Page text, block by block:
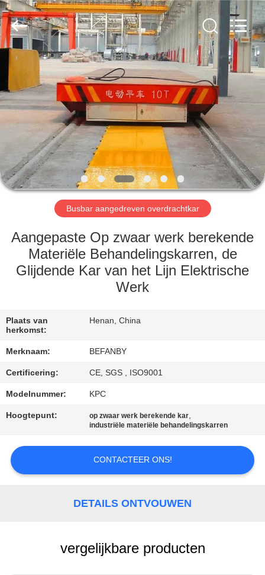
HUIS
PRODUCTEN
ONGEVEER
ONS
FABRIEKSREIS
KWALITEITSCONTROLE
CONTACTEER
NIEUWS
OM EEN
CITAAT
PRIVACY
Hundred
Percent
Electrical
and
Mechanical
Co.,Ltd.
All
Rights
Busbar aangedreven overdrachtkar
Aangepaste Op zwaar werk berekende
Materiële Behandelingskarren, de
Glijdende Kar van het Lijn Elektrische
Werk
Plaats van
herkomst:
Henan, China
Merknaam: BEFANBY
Certificering: CE, SGS , ISO9001
Modelnummer: KPC
Hoogtepunt: op zwaar werk berekende kar,
industriële materiële behandelingskarren
CONTACTEER ONS!
DETAILS ONTVOUWEN
vergelijkbare producten